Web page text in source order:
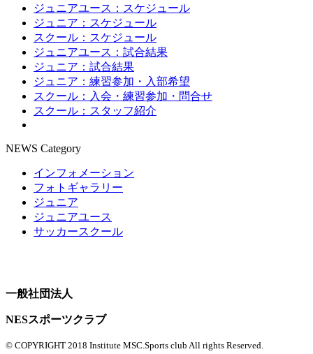
ジュニアユース：スケジュール
ジュニア：スケジュール
スクール：スケジュール
ジュニアユース：試合結果
ジュニア：試合結果
ジュニア：練習参加・入部希望
スクール：入会・練習参加・問合せ
スクール：スタッフ紹介
NEWS Category
インフォメーション
フォトギャラリー
ジュニア
ジュニアユース
サッカースクール
一般社団法人
NESスポーツクラブ
© COPYRIGHT 2018 Institute MSC.Sports club All rights Reserved.